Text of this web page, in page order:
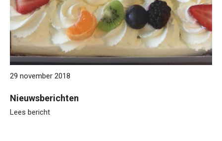
29 november 2018
Nieuwsberichten
Lees bericht